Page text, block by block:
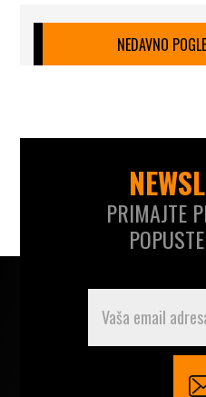
NEDAVNO
PRIMAJTE